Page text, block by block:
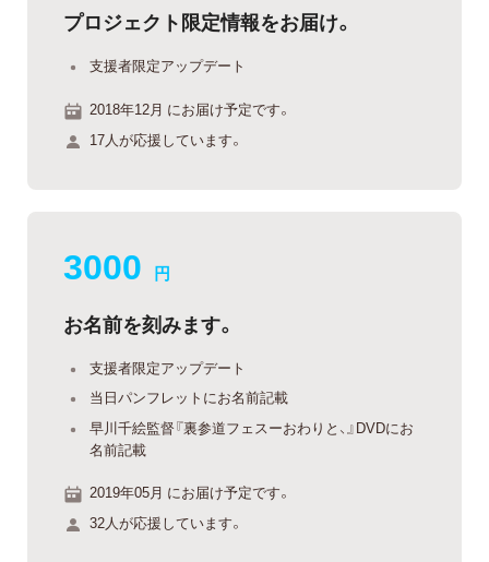
プロジェクト限定情報をお届け。
支援者限定アップデート
2018年12月 にお届け予定です。
17人が応援しています。
3000 円
お名前を刻みます。
支援者限定アップデート
当日パンフレットにお名前記載
早川千絵監督『裏参道フェスーおわりと、』DVDにお
名前記載
2019年05月 にお届け予定です。
32人が応援しています。